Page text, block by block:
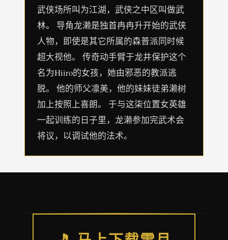
武侠场所叫为江湖，武侠之中区叫做武
林。 导角龙濑是独首冉冉升开始的武侠
人物，即使是其它所属的森普派同时候
超大视他。 传奇动手臂于龙井保护这个
名为Hiiro的女孩，她由邪恶的教派逃
脱。 他的师父凛美，他的妹妹徒弟濑树
加上按照上喜朗。 于与这柒位置女英雄
一起训练的日子里，龙濑参加完武术会
将议，以调试他的法术。